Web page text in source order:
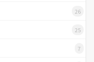
26
25
7